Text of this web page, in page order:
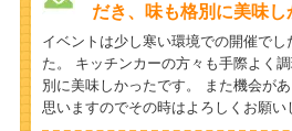
だき、味も格別に美味し
イベントは少し寒い環境での開催でし
た。 キッチンカーの方々も手際よく
別に美味しかったです。 また機会が
思いますのでその時はよろしくお願い